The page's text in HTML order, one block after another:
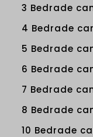
3 Bedrade
4 Bedrade
5 Bedrade
6 Bedrade
7 Bedrade
8 Bedrade
10 Bedrade